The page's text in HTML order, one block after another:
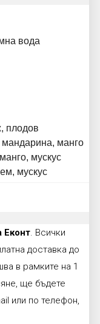
вода
плодов
мандарина, манго
мускус
мускус
Еконт. Всички
доставка до
в рамките на 1
ще бъдете
или по телефон,